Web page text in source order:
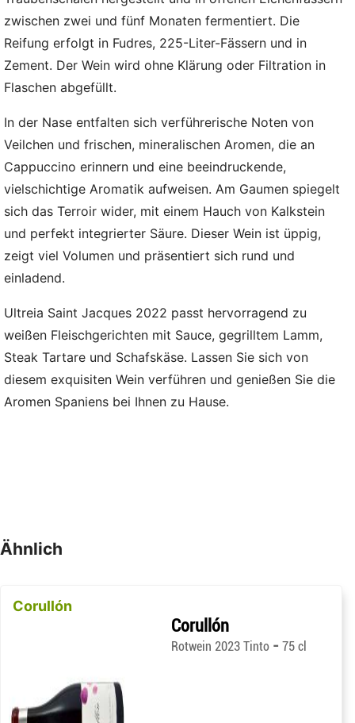
zwischen zwei und fünf Monaten fermentiert. Die
Reifung erfolgt in Fudres, 225-Liter-Fässern und in
Zement. Der Wein wird ohne Klärung oder Filtration in
Flaschen abgefüllt.
In der Nase entfalten sich verführerische Noten von
Veilchen und frischen, mineralischen Aromen, die an
Cappuccino erinnern und eine beeindruckende,
vielschichtige Aromatik aufweisen. Am Gaumen spiegelt
sich das Terroir wider, mit einem Hauch von Kalkstein
und perfekt integrierter Säure. Dieser Wein ist üppig,
zeigt viel Volumen und präsentiert sich rund und
einladend.
Ultreia Saint Jacques 2022 passt hervorragend zu
weißen Fleischgerichten mit Sauce, gegrilltem Lamm,
Steak Tartare und Schafskäse. Lassen Sie sich von
diesem exquisiten Wein verführen und genießen Sie die
Aromen Spaniens bei Ihnen zu Hause.
Ähnlich
Corullón
Corullón
Rotwein 2023 Tinto -75 cl